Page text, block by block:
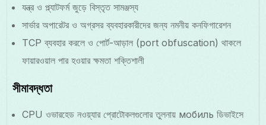
যন্ত্র ও প্ল্যাটফর্ম জুড়ে বিস্তৃত সামঞ্জস্য
সার্ভার অপারেটর ও অগ্রসর ব্যবহারকারীদের জন্য নমনীয় কনফিগারেশন
TCP ব্যবহার করলে ও পোর্ট-আড়াল (port obfuscation) থাকলে
ফায়ারওয়াল পার হওয়ার ক্ষমতা শক্তিশালী
সীমাবদ্ধতা
CPU ওভারহেড নওয়্যার প্রোটোকলগুলোর তুলনায় мобиль ডিভাইসে